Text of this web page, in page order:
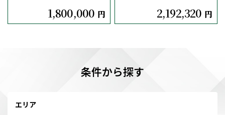
1,800,000 円 2,192,320 円
条件から探す
エリア